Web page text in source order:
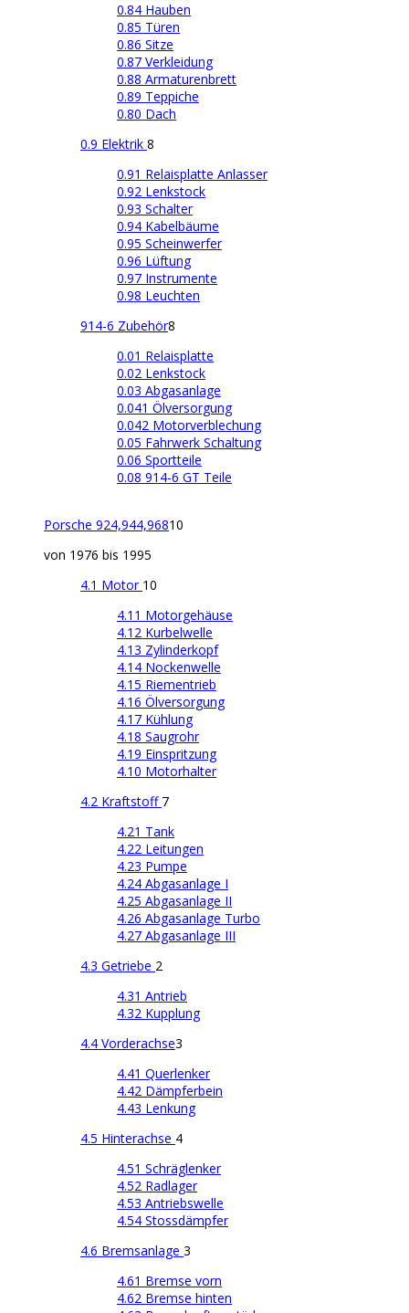
0.84 Hauben
0.85 Türen
0.86 Sitze
0.87 Verkleidung
0.88 Armaturenbrett
0.89 Teppiche
0.80 Dach
0.9 Elektrik 8
0.91 Relaisplatte Anlasser
0.92 Lenkstock
0.93 Schalter
0.94 Kabelbäume
0.95 Scheinwerfer
0.96 Lüftung
0.97 Instrumente
0.98 Leuchten
914-6 Zubehör8
0.01 Relaisplatte
0.02 Lenkstock
0.03 Abgasanlage
0.041 Ölversorgung
0.042 Motorverblechung
0.05 Fahrwerk Schaltung
0.06 Sportteile
0.08 914-6 GT Teile
Porsche 924,944,96810
von 1976 bis 1995
4.1 Motor 10
4.11 Motorgehäuse
4.12 Kurbelwelle
4.13 Zylinderkopf
4.14 Nockenwelle
4.15 Riementrieb
4.16 Ölversorgung
4.17 Kühlung
4.18 Saugrohr
4.19 Einspritzung
4.10 Motorhalter
4.2 Kraftstoff 7
4.21 Tank
4.22 Leitungen
4.23 Pumpe
4.24 Abgasanlage I
4.25 Abgasanlage II
4.26 Abgasanlage Turbo
4.27 Abgasanlage III
4.3 Getriebe 2
4.31 Antrieb
4.32 Kupplung
4.4 Vorderachse3
4.41 Querlenker
4.42 Dämpferbein
4.43 Lenkung
4.5 Hinterachse 4
4.51 Schräglenker
4.52 Radlager
4.53 Antriebswelle
4.54 Stossdämpfer
4.6 Bremsanlage 3
4.61 Bremse vorn
4.62 Bremse hinten